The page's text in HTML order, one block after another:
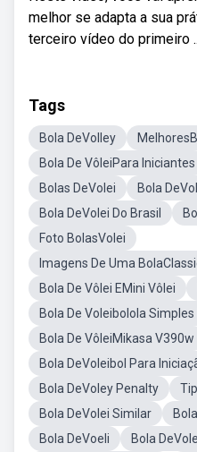
melhor se adapta a sua
terceiro vídeo do primeiro
Tags
Bola DeVolley
Bola De VôleiPara Iniciantes
Bolas DeVolei
Bola
Bola DeVolei Do Brasil
Foto BolasVolei
Imagens De Uma
Bola De Vôlei EMini Vôlei
Bola De Voleibolola Simples
Bola De VôleiMikasa V390w
Bola DeVoleibol Para
Bola DeVoley Penalty
Bola DeVolei Similar
Bola DeVoeli
Bola